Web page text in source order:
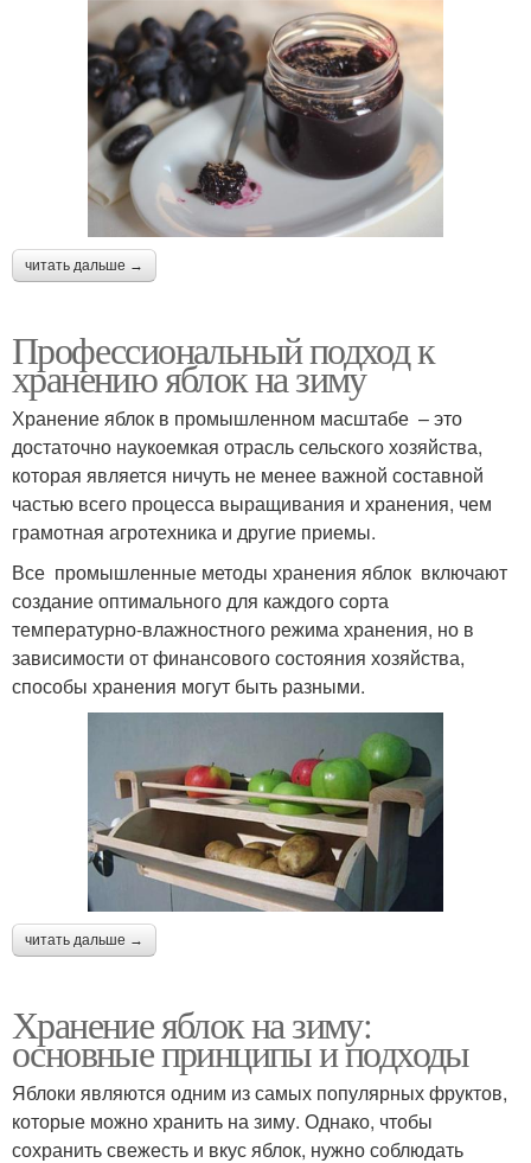
читать дальше →
Профессиональный подход к
хранению яблок на зиму
Хранение яблок в промышленном масштабе – это
достаточно наукоемкая отрасль сельского хозяйства,
которая является ничуть не менее важной составной
частью всего процесса выращивания и хранения, чем
грамотная агротехника и другие приемы.
Все промышленные методы хранения яблок включают
создание оптимального для каждого сорта
температурно-влажностного режима хранения, но в
зависимости от финансового состояния хозяйства,
способы хранения могут быть разными.
читать дальше →
Хранение яблок на зиму:
основные принципы и подходы
Яблоки являются одним из самых популярных фруктов,
которые можно хранить на зиму. Однако, чтобы
сохранить свежесть и вкус яблок, нужно соблюдать